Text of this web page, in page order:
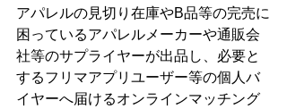
アパレルの見切り在庫やB品等の完売に
困っているアパレルメーカーや通販会
社等のサプライヤーが出品し、必要と
するフリマアプリユーザー等の個人バ
イヤーへ届けるオンラインマッチング